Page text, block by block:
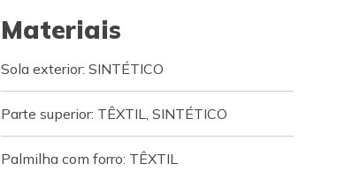
Materiais
Sola exterior: SINTÉTICO
Parte superior: TÊXTIL, SINTÉTICO
Palmilha com forro: TÊXTIL